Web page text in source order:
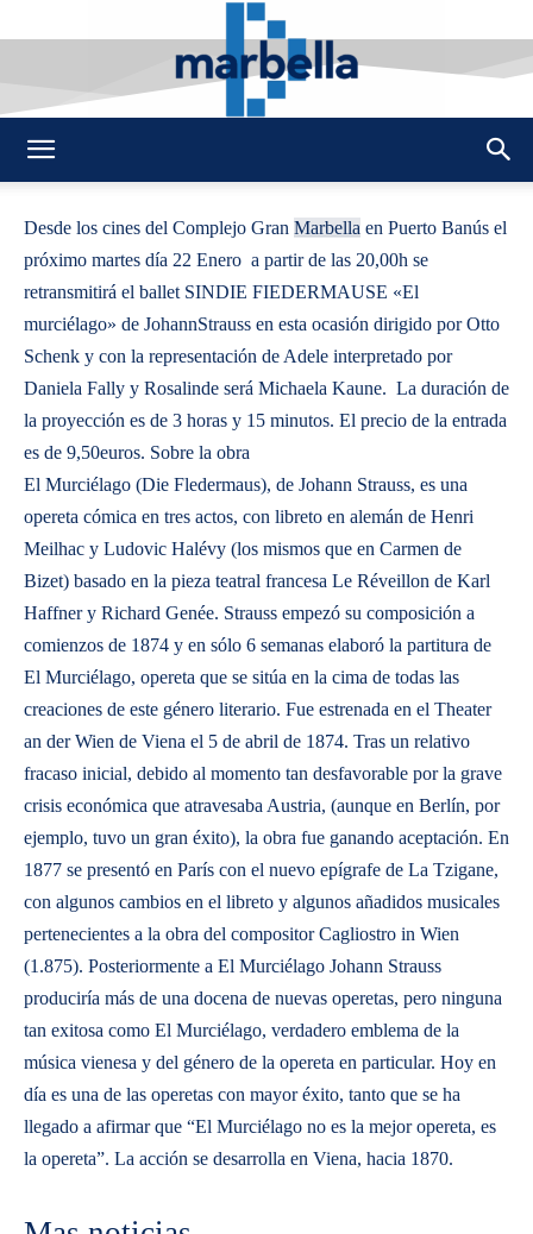
Desde los cines del Complejo Gran Marbella en Puerto Banús el
próximo martes día 22 Enero a partir de las 20,00h se
retransmitirá el ballet SINDIE FIEDERMAUSE «El
murciélago» de JohannStrauss en esta ocasión dirigido por Otto
Schenk y con la representación de Adele interpretado por
Daniela Fally y Rosalinde será Michaela Kaune. La duración de
la proyección es de 3 horas y 15 minutos. El precio de la entrada
es de 9,50euros. Sobre la obra
El Murciélago (Die Fledermaus), de Johann Strauss, es una
opereta cómica en tres actos, con libreto en alemán de Henri
Meilhac y Ludovic Halévy (los mismos que en Carmen de
Bizet) basado en la pieza teatral francesa Le Réveillon de Karl
Haffner y Richard Genée. Strauss empezó su composición a
comienzos de 1874 y en sólo 6 semanas elaboró la partitura de
El Murciélago, opereta que se sitúa en la cima de todas las
creaciones de este género literario. Fue estrenada en el Theater
an der Wien de Viena el 5 de abril de 1874. Tras un relativo
fracaso inicial, debido al momento tan desfavorable por la grave
crisis económica que atravesaba Austria, (aunque en Berlín, por
ejemplo, tuvo un gran éxito), la obra fue ganando aceptación. En
1877 se presentó en París con el nuevo epígrafe de La Tzigane,
con algunos cambios en el libreto y algunos añadidos musicales
pertenecientes a la obra del compositor Cagliostro in Wien
(1.875). Posteriormente a El Murciélago Johann Strauss
produciría más de una docena de nuevas operetas, pero ninguna
tan exitosa como El Murciélago, verdadero emblema de la
música vienesa y del género de la opereta en particular. Hoy en
día es una de las operetas con mayor éxito, tanto que se ha
llegado a afirmar que “El Murciélago no es la mejor opereta, es
la opereta”. La acción se desarrolla en Viena, hacia 1870.